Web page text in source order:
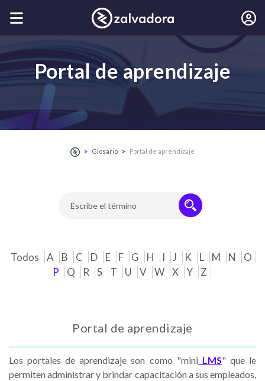
Portal de aprendizaje
Glosario Portal de aprendizaje
Todos A B C D E F G H I J K L M N
O
P
Q R S T U V W X Y Z
Portal de aprendizaje
Los portales de aprendizaje son como "miniLMS" que le
permiten administrar y brindar capacitación a sus empleados,